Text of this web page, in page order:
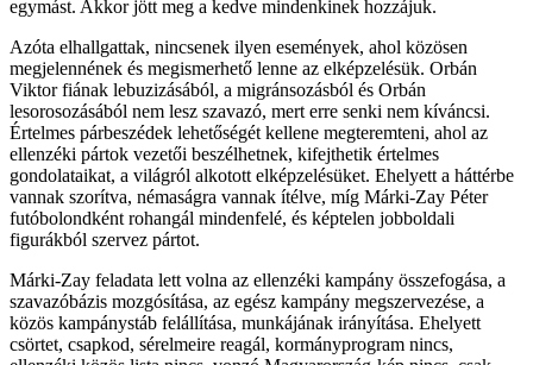
egymást. Akkor jött meg a kedve mindenkinek hozzájuk.
Azóta elhallgattak, nincsenek ilyen események, ahol közösen
megjelennének és megismerhető lenne az elképzelésük. Orbán
Viktor fiának lebuzizásából, a migránsozásból és Orbán
lesorosozásából nem lesz szavazó, mert erre senki nem kíváncsi.
Értelmes párbeszédek lehetőségét kellene megteremteni, ahol az
ellenzéki pártok vezetői beszélhetnek, kifejthetik értelmes
gondolataikat, a világról alkotott elképzelésüket. Ehelyett a háttérbe
vannak szorítva, némaságra vannak ítélve, míg Márki-Zay Péter
futóbolondként rohangál mindenfelé, és képtelen jobboldali
figurákból szervez pártot.
Márki-Zay feladata lett volna az ellenzéki kampány összefogása, a
szavazóbázis mozgósítása, az egész kampány megszervezése, a
közös kampánystáb felállítása, munkájának irányítása. Ehelyett
csörtet, csapkod, sérelmeire reagál, kormányprogram nincs,